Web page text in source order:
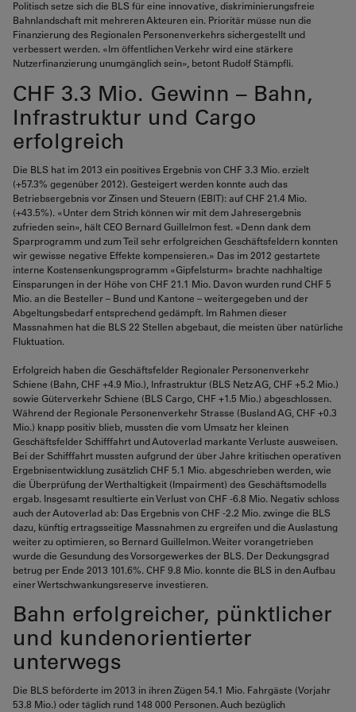
Politisch setze sich die BLS für eine innovative, diskriminierungsfreie
Bahnlandschaft mit mehreren Akteuren ein. Prioritär müsse nun die
Finanzierung des Regionalen Personenverkehrs sichergestellt und
verbessert werden. «Im öffentlichen Verkehr wird eine stärkere
Nutzerfinanzierung unumgänglich sein», betont Rudolf Stämpfli.
CHF 3.3 Mio. Gewinn – Bahn,
Infrastruktur und Cargo
erfolgreich
Die BLS hat im 2013 ein positives Ergebnis von CHF 3.3 Mio. erzielt
(+57.3% gegenüber 2012). Gesteigert werden konnte auch das
Betriebsergebnis vor Zinsen und Steuern (EBIT): auf CHF 21.4 Mio.
(+43.5%). «Unter dem Strich können wir mit dem Jahresergebnis
zufrieden sein», hält CEO Bernard Guillelmon fest. «Denn dank dem
Sparprogramm und zum Teil sehr erfolgreichen Geschäftsfeldern konnten
wir gewisse negative Effekte kompensieren.» Das im 2012 gestartete
interne Kostensenkungsprogramm «Gipfelsturm» brachte nachhaltige
Einsparungen in der Höhe von CHF 21.1 Mio. Davon wurden rund CHF 5
Mio. an die Besteller – Bund und Kantone – weitergegeben und der
Abgeltungsbedarf entsprechend gedämpft. Im Rahmen dieser
Massnahmen hat die BLS 22 Stellen abgebaut, die meisten über natürliche
Fluktuation.
Erfolgreich haben die Geschäftsfelder Regionaler Personenverkehr
Schiene (Bahn, CHF +4.9 Mio.), Infrastruktur (BLS Netz AG, CHF +5.2 Mio.)
sowie Güterverkehr Schiene (BLS Cargo, CHF +1.5 Mio.) abgeschlossen.
Während der Regionale Personenverkehr Strasse (Busland AG, CHF +0.3
Mio.) knapp positiv blieb, mussten die vom Umsatz her kleinen
Geschäftsfelder Schifffahrt und Autoverlad markante Verluste ausweisen.
Bei der Schifffahrt mussten aufgrund der über Jahre kritischen operativen
Ergebnisentwicklung zusätzlich CHF 5.1 Mio. abgeschrieben werden, wie
die Überprüfung der Werthaltigkeit (Impairment) des Geschäftsmodells
ergab. Insgesamt resultierte ein Verlust von CHF -6.8 Mio. Negativ schloss
auch der Autoverlad ab: Das Ergebnis von CHF -2.2 Mio. zwinge die BLS
dazu, künftig ertragsseitige Massnahmen zu ergreifen und die Auslastung
weiter zu optimieren, so Bernard Guillelmon. Weiter vorangetrieben
wurde die Gesundung des Vorsorgewerkes der BLS. Der Deckungsgrad
betrug per Ende 2013 101.6%. CHF 9.8 Mio. konnte die BLS in den Aufbau
einer Wertschwankungsreserve investieren.
Bahn erfolgreicher, pünktlicher
und kundenorientierter
unterwegs
Die BLS beförderte im 2013 in ihren Zügen 54.1 Mio. Fahrgäste (Vorjahr
53.8 Mio.) oder täglich rund 148 000 Personen. Auch bezüglich